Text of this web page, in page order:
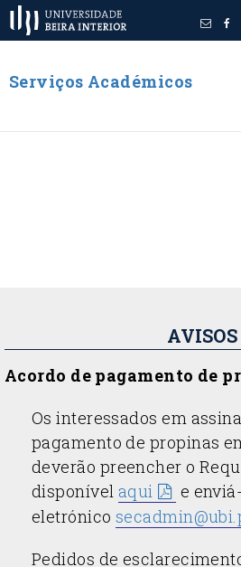
Serviços Académicos
AVISOS
Acordo de pagamento de
Os interessados em
pagamento de propinas
deverão preencher o
disponível aqui
e
eletrónico
Pedidos de